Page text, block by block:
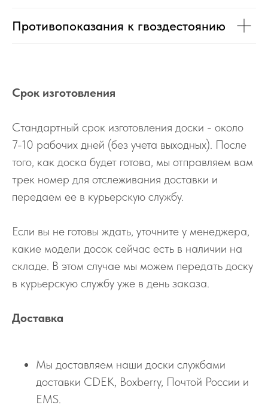
Противопоказания к гвоздестоянию
Срок изготовления
Стандартный срок изготовления доски - около
7-10 рабочих дней (без учета выходных). После
того, как доска будет готова, мы отправляем вам
трек номер для отслеживания доставки и
передаем ее в курьерскую службу.
Если вы не готовы ждать, уточните у менеджера,
какие модели досок сейчас есть в наличии на
складе. В этом случае мы можем передать доску
в курьерскую службу уже в день заказа.
Доставка
Мы доставляем наши доски службами
доставки CDEK, Boxberry, Почтой России и
EMS.